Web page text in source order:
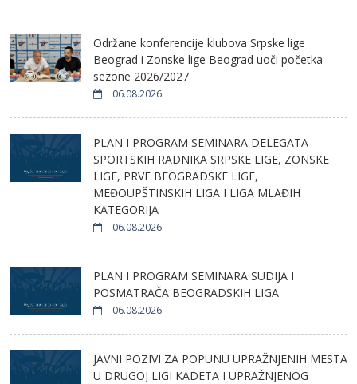
Održane konferencije klubova Srpske lige
Beograd i Zonske lige Beograd uoči početka
sezone 2026/2027
06.08.2026
PLAN I PROGRAM SEMINARA DELEGATA
SPORTSKIH RADNIKA SRPSKE LIGE, ZONSKE
LIGE, PRVE BEOGRADSKE LIGE,
MEĐOUPŠTINSKIH LIGA I LIGA MLAĐIH
KATEGORIJA
06.08.2026
PLAN I PROGRAM SEMINARA SUDIJA I
POSMATRAČA BEOGRADSKIH LIGA
06.08.2026
JAVNI POZIVI ZA POPUNU UPRAŽNJENIH MESTA
U DRUGOJ LIGI KADETA I UPRAŽNJENOG